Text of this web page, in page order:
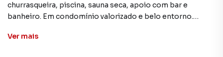
churrasqueira, piscina, sauna seca, apoio com bar e
banheiro. Em condomínio valorizado e belo entorno.
Ver mais